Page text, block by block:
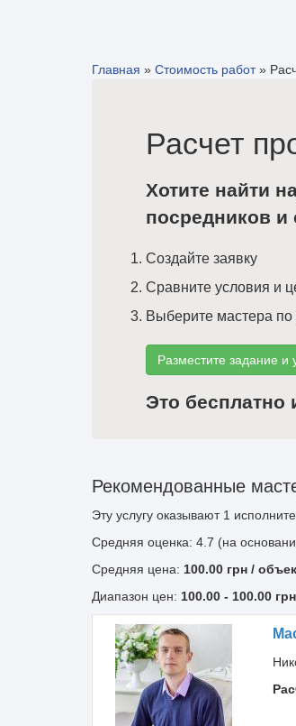
Главная » Стоимость работ»
Расчет
Хотите найти
посредников и
Создайте заявку
Сравните условия и
Выберите мастера по
Разместите задание и
Это бесплатно
Рекомендованные
Эту услугу оказывают 1
Средняя оценка: 4.7 (на
Средняя цена: 100.00 грн /
Диапазон цен: 100.00 - 100.00